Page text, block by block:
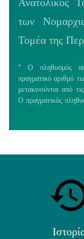
Ανατολικός
των
Τομέα της
* Ο πληθυσμός
πραγματικό αριθμό
μετακινούνται από
Ο πραγματικός